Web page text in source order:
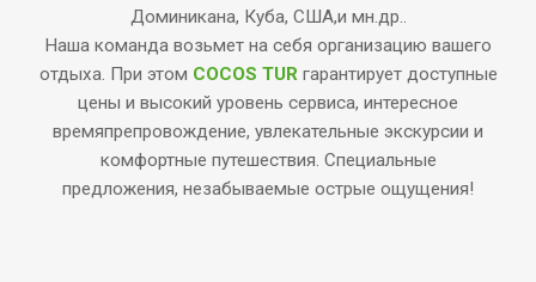
Доминикана, Куба, США,и мн.др..
Наша команда возьмет на себя организацию вашего
отдыха. При этом COCOS TURгарантирует доступные
цены и высокий уровень сервиса, интересное
времяпрепровождение, увлекательные экскурсии и
комфортные путешествия. Специальные
предложения, незабываемые острые ощущения!